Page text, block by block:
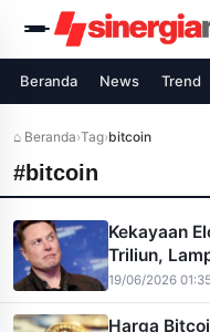
Beranda News Trend
⌂ Beranda›Tag›bitcoin
#bitcoin
Kekayaan
Triliun,
19/06/2026
Harga